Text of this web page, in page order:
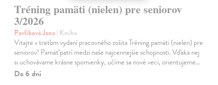
Tréning pamäti (nielen) pre seniorov
3/2026
Pavlíková Jana| Kniha
Vitajte v treťom vydaní pracovného zošita Tréning pamäti (nielen) pre
seniorov! Pamäť patrí medzi naše najcennejšie schopnosti. Vďaka nej
si uchovávame krásne spomienky, učíme sa nové veci, orientujeme…
Do 6 dní